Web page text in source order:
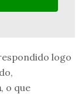
logo
, o que